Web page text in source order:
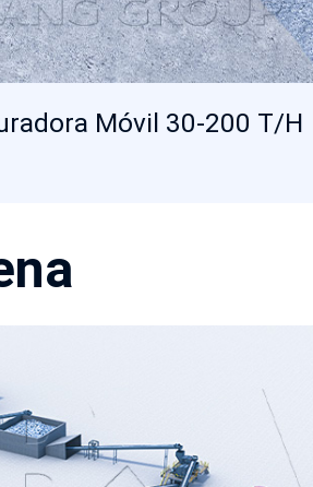
Móvil 30-200 T/H